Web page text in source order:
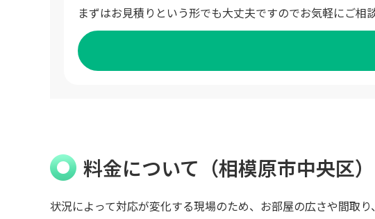
まずはお見積りという形でも大丈夫ですのでお気軽にご相
料金について（相模原市中央区）
状況によって対応が変化する現場のため、お部屋の広さや間取